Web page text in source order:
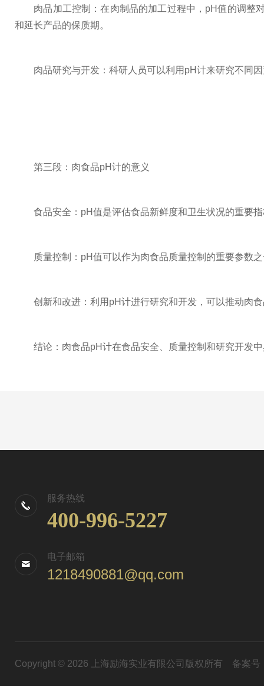
肉品加工控制：在肉制品的加工过程中，pH值的调整对
和延长产品的保质期。
肉品研究与开发：科研人员可以利用pH计来研究不同因
第三段：肉食品pH计的意义
食品安全：pH值是评估食品新鲜度和卫生状况的重要指
质量控制：pH值可以作为肉食品质量控制的重要参数之
创新和改进：利用pH计进行研究和开发，可以推动肉食
结论：肉食品pH计在食品安全、质量控制和研究开发中
服务热线
400-996-5227
电子邮箱
1218490881@qq.com
Copyright © 2026 上海励海实业有限公司版权所有 备案号